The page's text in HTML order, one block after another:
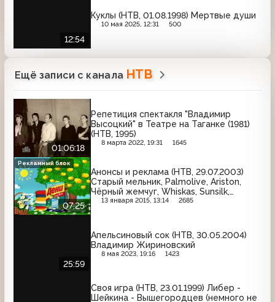
12:54
Куклы (НТВ, 01.08.1998) Мертвые души
10 мая 2025, 12:31 500
Ещё записи с канала НТВ
01:06:18
Репетиция спектакля "Владимир
Высоцкий" в Театре на Таганке (1981)
(НТВ, 1995)
8 марта 2022, 19:31 1645
07:25
Анонсы и реклама (НТВ, 29.07.2003)
Старый мельник, Palmolive, Ariston,
Чёрный жемчуг, Whiskas, Sunsilk,
Джинс, Эрмигурт, Дени, Автомобили и
13 января 2015, 13:14 2685
Рекламный блок
25:59
Апельсиновый сок (НТВ, 30.05.2004)
Владимир Жириновский
8 мая 2023, 19:16 1423
Своя игра (НТВ, 23.01.1999) Либер -
Шейкина - Вышегородцев (немного не